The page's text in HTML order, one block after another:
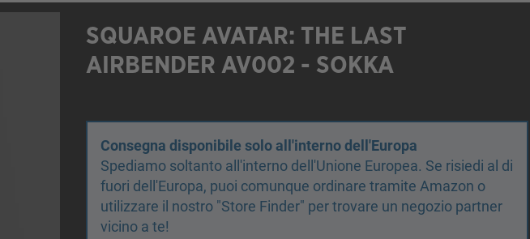
SQUAROE AVATAR: THE LAST
AIRBENDER AV002 - SOKKA
Consegna disponibile solo all'interno dell'Europa
Spediamo soltanto all'interno dell'Unione Europea. Se risiedi al di
fuori dell'Europa, puoi comunque ordinare tramite Amazon o
utilizzare il nostro "Store Finder" per trovare un negozio partner
vicino a te!